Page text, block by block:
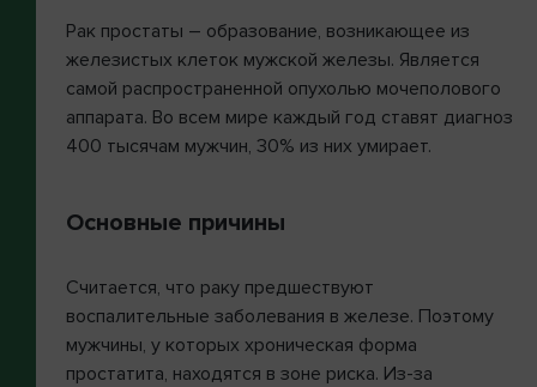
Рак простаты – образование, возникающее из
железистых клеток мужской железы. Является
самой распространенной опухолью мочеполового
аппарата. Во всем мире каждый год ставят диагноз
400 тысячам мужчин, 30% из них умирает.
Основные причины
Считается, что раку предшествуют
воспалительные заболевания в железе. Поэтому
мужчины, у которых хроническая форма
простатита, находятся в зоне риска. Из-за